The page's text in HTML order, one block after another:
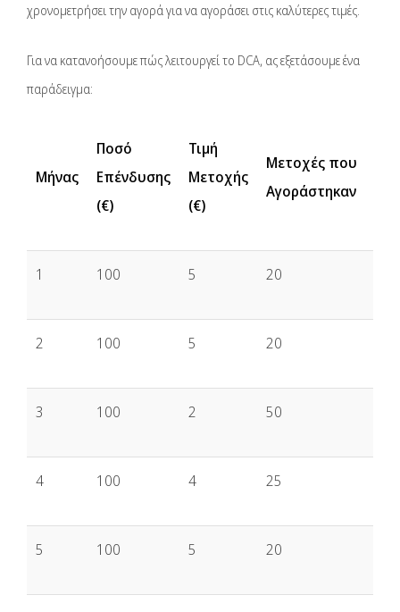
χρονομετρήσει την αγορά για να αγοράσει στις καλύτερες τιμές.
Για να κατανοήσουμε πώς λειτουργεί το DCA, ας εξετάσουμε ένα
παράδειγμα:
Μήνας
Ποσό
Επένδυσης
(€)
Τιμή
Μετοχής
(€)
Μετοχές που
Αγοράστηκαν
1 100 5 20
2 100 5 20
3 100 2 50
4 100 4 25
5 100 5 20